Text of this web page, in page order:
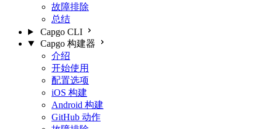
故障排除
总结
Capgo CLI
Capgo 构建器
介绍
开始使用
配置选项
iOS 构建
Android 构建
GitHub 动作